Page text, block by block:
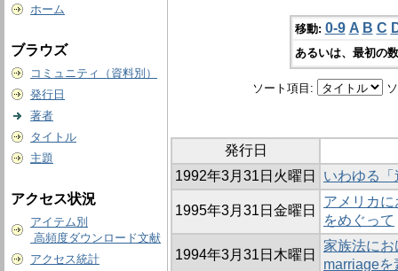
ホーム
ブラウズ
コミュニティ（資料別）
発行日
著者
タイトル
主題
アクセス状況
アイテム別
高頻度ダウンロード文献
アクセス統計
移動: 0-9 A B C
あるいは、最初の
ソート項目:
発行日
1992年3月31日火曜日
いわゆる
1995年3月31日金曜日
アメリカ
をめぐって
1994年3月31日木曜日
家族法にお
marriageを